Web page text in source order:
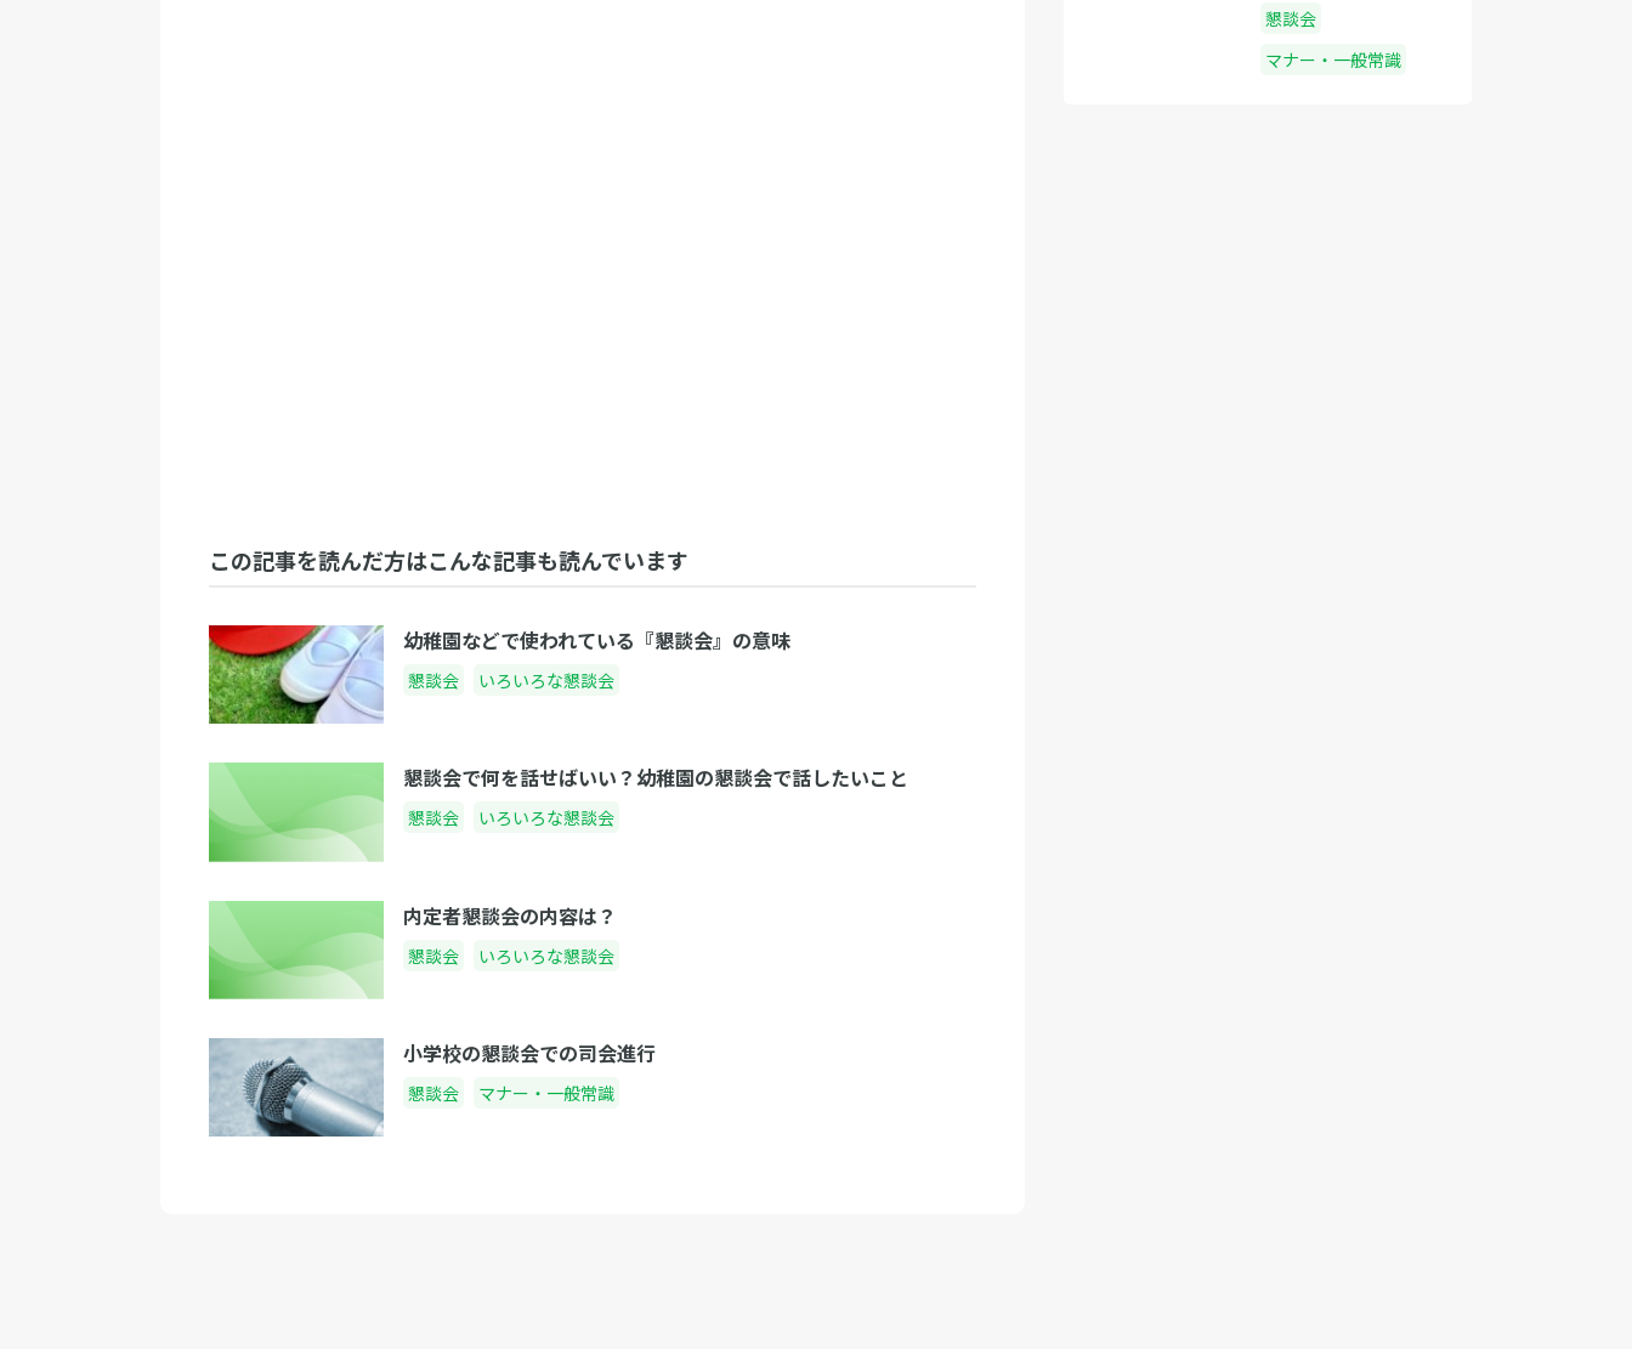
この記事を読んだ方はこんな記事も読んでいます
幼稚園などで使われている『懇談会』の意味
懇談会 いろいろな懇談会
懇談会で何を話せばいい？幼稚園の懇談会で話したいこと
懇談会 いろいろな懇談会
内定者懇談会の内容は？
懇談会 いろいろな懇談会
小学校の懇談会での司会進行
懇談会 マナー・一般常識
懇談会
マナー・一般常識